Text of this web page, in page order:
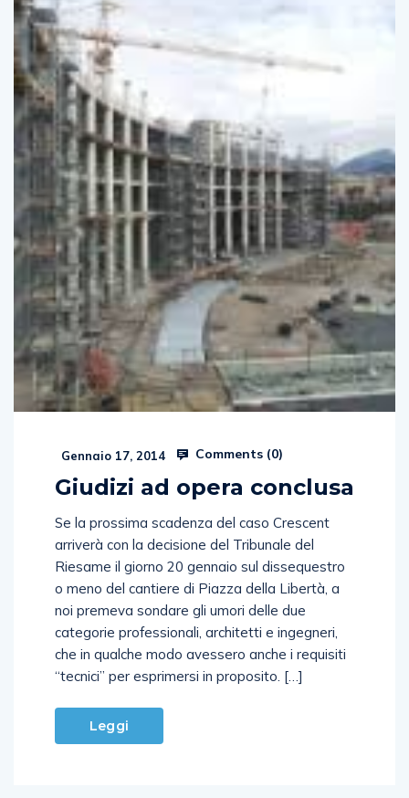
Gennaio 17, 2014 Comments (0)
Giudizi ad opera conclusa
Se la prossima scadenza del caso Crescent
arriverà con la decisione del Tribunale del
Riesame il giorno 20 gennaio sul dissequestro
o meno del cantiere di Piazza della Libertà, a
noi premeva sondare gli umori delle due
categorie professionali, architetti e ingegneri,
che in qualche modo avessero anche i requisiti
“tecnici” per esprimersi in proposito. […]
Leggi